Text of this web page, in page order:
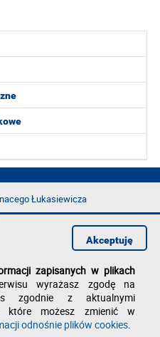
Łukasiewicza
zapisanych w plikach
wyrażasz zgodę na
zgodnie z aktualnymi
które możesz zmienić w
odnośnie plików cookies.
Akceptuję